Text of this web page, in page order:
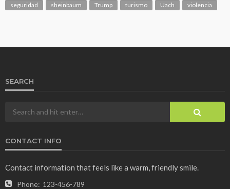
seguridad
sheinbaum Trump turismo Uach violencia
SEARCH
CONTACT INFO
Contact information that feels like a warm, friendly smile.
Phone: 123-456-789